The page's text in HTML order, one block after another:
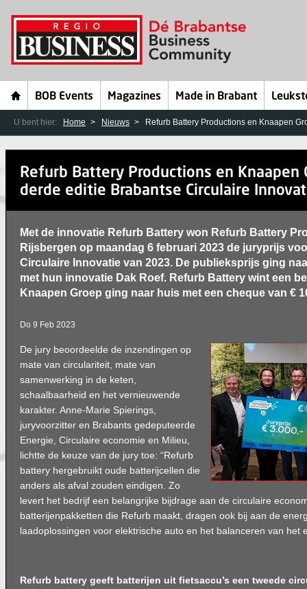
BOB Events Magazines Made in Brabant
U bent hier: Home Nieuws Refurb Battery Productions en Knaapen
Refurb Battery Productions en Knaapen
derde editie Brabantse Circulaire
Met de innovatie Refurb Battery won Refurb Battery
Rijsbergen op maandag 6 februari 2023 de juryprijs
Circulaire Innovatie van 2023. De publieksprijs ging
met hun innovatie Dak Roef. Refurb Battery wint een
Knaapen Groep ging naar huis met een cheque van €
Do 9 Feb 2023
De jury beoordeelde de inzendingen op
mate van circulariteit, mate van
samenwerking in de keten,
schaalbaarheid en het vernieuwende
karakter. Anne-Marie Spierings,
juryvoorzitter en Brabants gedeputeerde
Energie, Circulaire economie en Milieu,
lichtte de keuze van de jury toe: “Refurb
battery hergebruikt oude batterijcellen die
anders als afval zouden eindigen. Zo
levert het bedrijf een belangrijke bijdrage aan de circulaire
batterijenpakketten die Refurb maakt, dragen ook bij aan de
laadoplossingen voor elektrische auto en het balanceren van het
Refurb battery geeft batterijen uit fietsaccu’s een tweede